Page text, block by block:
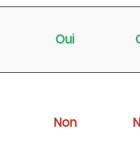
Oui
Non